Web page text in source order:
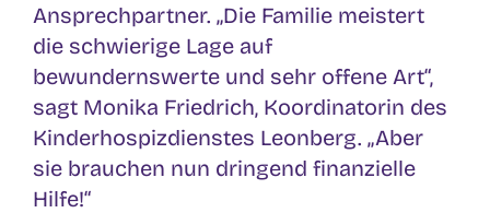
Ansprechpartner. „Die Familie meistert
die schwierige Lage auf
bewundernswerte und sehr offene Art“,
sagt Monika Friedrich, Koordinatorin des
Kinderhospizdienstes Leonberg. „Aber
sie brauchen nun dringend finanzielle
Hilfe!“